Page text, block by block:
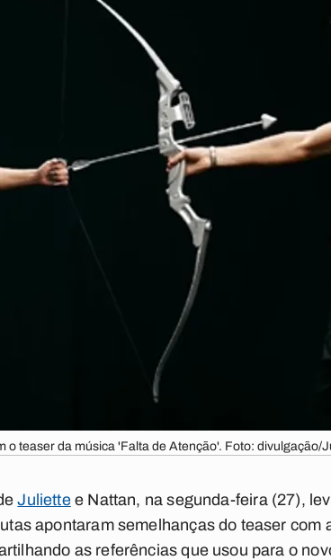
o teaser da música 'Falta de Atenção'. Foto: divulgação/
Juliettee Nattan, na segunda-feira (27),
apontaram semelhanças do teaser com
as referências que usou para o